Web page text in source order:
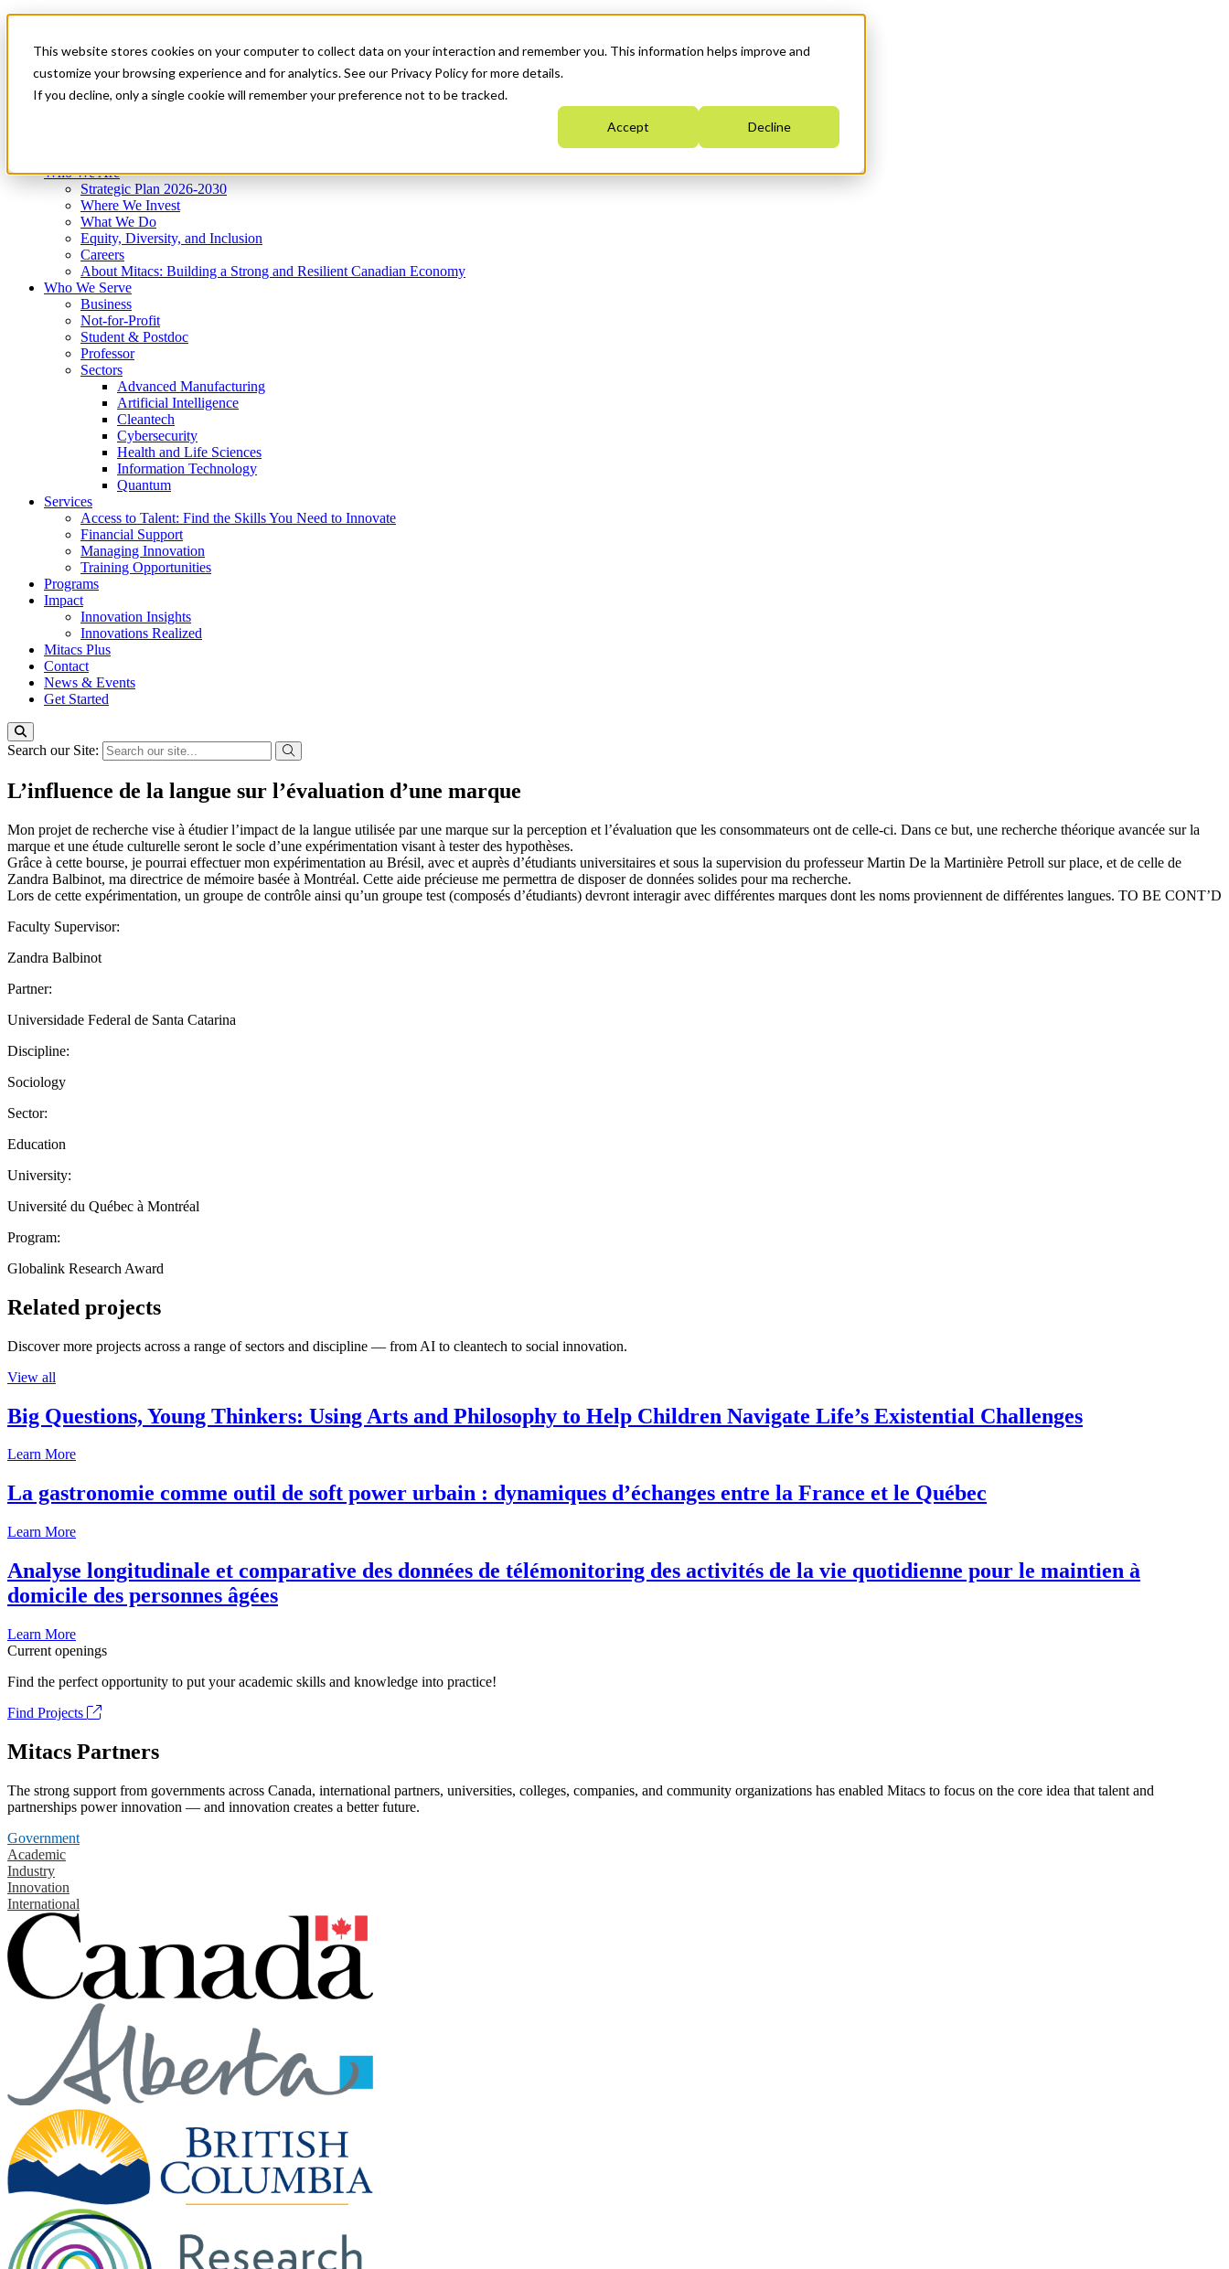
This website stores cookies on your computer to collect data on your interaction and remember you. This information helps improve and
customize your browsing experience and for analytics. See our Privacy Policy for more details.
If you decline, only a single cookie will remember your preference not to be tracked.
Accept Decline
News & Events
Get Started
Menu
Who We Are
Strategic Plan 2026-2030
Where We Invest
What We Do
Equity, Diversity, and Inclusion
Careers
About Mitacs: Building a Strong and Resilient Canadian Economy
Who We Serve
Business
Not-for-Profit
Student & Postdoc
Professor
Sectors
Advanced Manufacturing
Artificial Intelligence
Cleantech
Cybersecurity
Health and Life Sciences
Information Technology
Quantum
Services
Access to Talent: Find the Skills You Need to Innovate
Financial Support
Managing Innovation
Training Opportunities
Programs
Impact
Innovation Insights
Innovations Realized
Mitacs Plus
Contact
News & Events
Get Started
Search our Site:
L’influence de la langue sur l’évaluation d’une marque
Mon projet de recherche vise à étudier l’impact de la langue utilisée par une marque sur la perception et l’évaluation que les consommateurs ont de celle-ci. Dans ce but, une recherche théorique avancée sur la
marque et une étude culturelle seront le socle d’une expérimentation visant à tester des hypothèses.
Grâce à cette bourse, je pourrai effectuer mon expérimentation au Brésil, avec et auprès d’étudiants universitaires et sous la supervision du professeur Martin De la Martinière Petroll sur place, et de celle de
Zandra Balbinot, ma directrice de mémoire basée à Montréal. Cette aide précieuse me permettra de disposer de données solides pour ma recherche.
Lors de cette expérimentation, un groupe de contrôle ainsi qu’un groupe test (composés d’étudiants) devront interagir avec différentes marques dont les noms proviennent de différentes langues. TO BE CONT’D
Faculty Supervisor:
Zandra Balbinot
Partner:
Universidade Federal de Santa Catarina
Discipline:
Sociology
Sector:
Education
University:
Université du Québec à Montréal
Program:
Globalink Research Award
Related projects
Discover more projects across a range of sectors and discipline — from AI to cleantech to social innovation.
View all
Big Questions, Young Thinkers: Using Arts and Philosophy to Help Children Navigate Life’s Existential Challenges
Learn More
La gastronomie comme outil de soft power urbain : dynamiques d’échanges entre la France et le Québec
Learn More
Analyse longitudinale et comparative des données de télémonitoring des activités de la vie quotidienne pour le maintien à
domicile des personnes âgées
Learn More
Current openings
Find the perfect opportunity to put your academic skills and knowledge into practice!
Find Projects
Mitacs Partners
The strong support from governments across Canada, international partners, universities, colleges, companies, and community organizations has enabled Mitacs to focus on the core idea that talent and
partnerships power innovation — and innovation creates a better future.
Government
Academic
Industry
Innovation
International